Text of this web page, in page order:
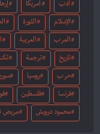
أدب أمريكا
الإسلام الثورة
العرب العربية
تاريخ ترجمة
حرب روسيا
فرنسا فلسطين
محمود درويش مريض